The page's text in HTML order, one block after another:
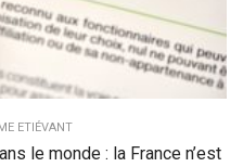
ETIÉVANT
le monde : la France n’est